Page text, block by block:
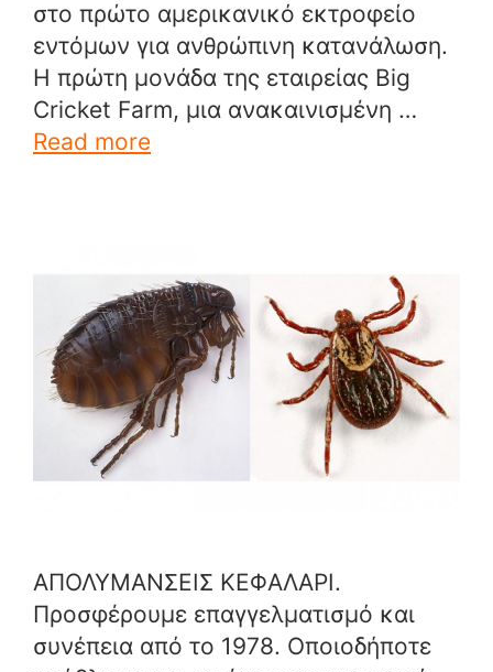
στο πρώτο αμερικανικό εκτροφείο
εντόμων για ανθρώπινη κατανάλωση.
Η πρώτη μονάδα της εταιρείας Big
Cricket Farm, μια ανακαινισμένη …
Read more
ΑΠΟΛΥΜΑΝΣΕΙΣ ΚΕΦΑΛΑΡΙ.
Προσφέρουμε επαγγελματισμό και
συνέπεια από το 1978. Οποιοδήποτε